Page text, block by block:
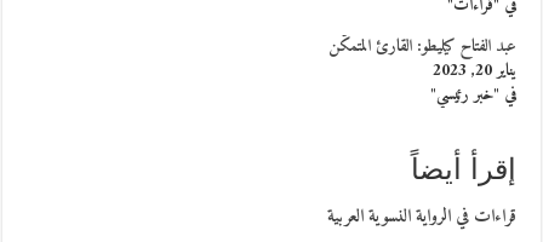
عبد الفتاح كيليطو: القارئ المتمكّن
يناير 20, 2023
في "خبر رئيسي"
إقرأ أيضاً
قراءات في الرواية النسوية العربية